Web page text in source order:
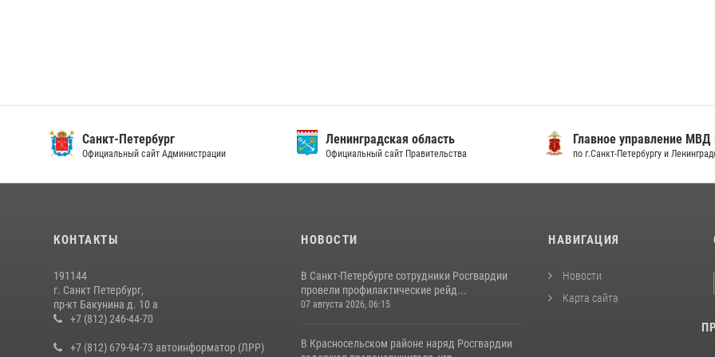
Санкт-Петербург
Официальный сайт Администрации
Ленинградская область
Официальный сайт Правительства
Главное управление МВД
по г.Санкт-Петербургу и
КОНТАКТЫ
191144
г. Санкт Петербург,
пр-кт Бакунина д. 10 а
+7 (812) 246-44-70
+7 (812) 679-94-73 автоинформатор (ЛРР)
НОВОСТИ
В Санкт-Петербурге сотрудники Росгвардии
провели профилактические рейд...
07 августа 2026, 06:15
В Красносельском районе наряд Росгвардии
НАВИГАЦИЯ
Новости
Карта сайта